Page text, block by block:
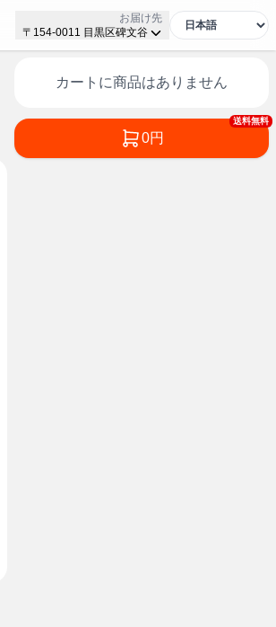
お届け先
〒154-0011 目黒区碑文谷
カートに商品はありません
送料無料
0円